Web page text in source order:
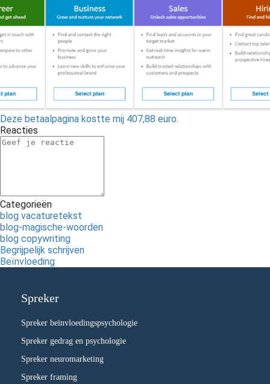
Deze betaalpagina kostte mij 407,88 euro.
Reacties
Categorieën
blog vacaturetekst
blog-magische-woorden
blog copywriting
Begrijpelijk schrijven
Beïnvloeding
Spreker
Spreker beïnvloedingspsychologie
Spreker gedrag en psychologie
Spreker neuromarketing
Spreker framing